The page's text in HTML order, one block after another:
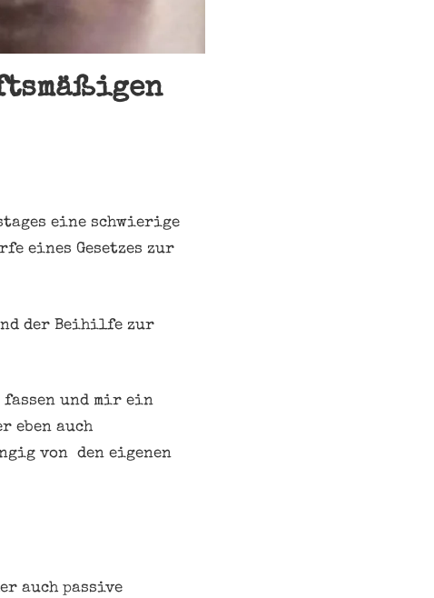
eine schwierige
eines Gesetzes zur
der Beihilfe zur
fassen und mir ein
eben auch
von den eigenen
auch passive